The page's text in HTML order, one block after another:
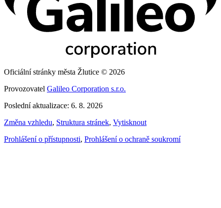
Oficiální stránky města Žlutice © 2026
Provozovatel Galileo Corporation s.r.o.
Poslední aktualizace: 6. 8. 2026
Změna vzhledu, Struktura stránek, Vytisknout
Prohlášení o přístupnosti, Prohlášení o ochraně soukromí